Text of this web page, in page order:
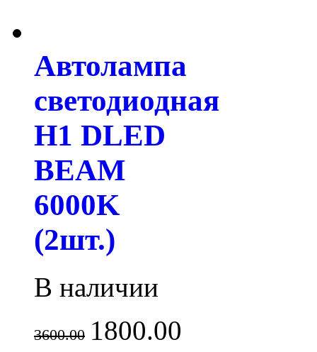
Автолампа
светодиодная
H1 DLED
BEAM
6000K
(2шт.)
В наличии
3600.00 1800.00